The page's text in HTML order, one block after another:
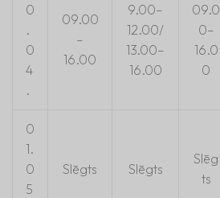
0
.
0
4
.
09.00
–
16.00
9.00–
12.00/
13.00–
16.00
09.0
0–
16.0
0
0
1.
0
5
Slēgts Slēgts
Slēg
ts